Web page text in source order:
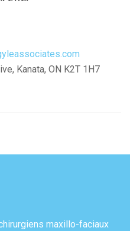
Kanata, ON K2T 1H7
maxillo-faciaux